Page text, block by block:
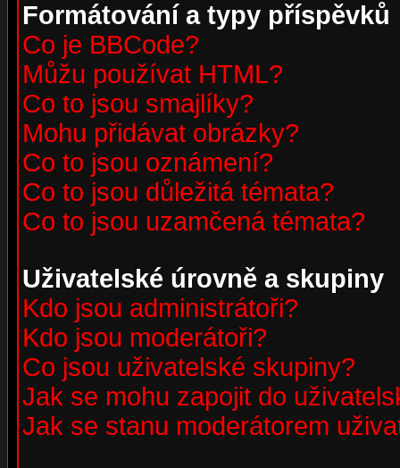
Formátování a typy příspěvků
Co je BBCode?
Můžu používat HTML?
Co to jsou smajlíky?
Mohu přidávat obrázky?
Co to jsou oznámení?
Co to jsou důležitá témata?
Co to jsou uzamčená témata?
Uživatelské úrovně a skupiny
Kdo jsou administrátoři?
Kdo jsou moderátoři?
Co jsou uživatelské skupiny?
Jak se mohu zapojit do
Jak se stanu moderátorem